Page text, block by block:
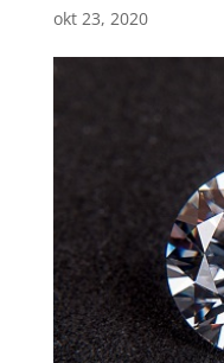
okt 23, 2020